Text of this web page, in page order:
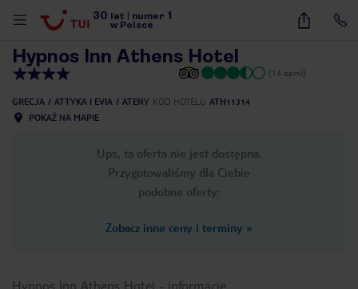
30 lat numer 1
w Polsce
16
Hypnos Inn Athens Hotel
(14 opinii)
GRECJA ATTYKA I EVIA ATENY KOD HOTELU ATH11314
POKAŻ NA MAPIE
Ups, ta oferta nie jest dostępna.
Przygotowaliśmy dla Ciebie
podobne oferty:
Zobacz inne ceny i terminy »
Hypnos Inn Athens Hotel - informacje